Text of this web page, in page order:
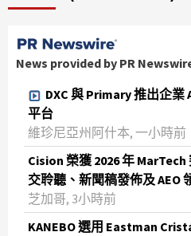
News provided by PR
DXC 與 Primary 推出企業
平台
維珍尼亞州阿什本, 一小時前
Cision 榮獲 2026 年
交聆聽、新聞稿發佈及 AEO
芝加哥, 3小時前
KANEBO 選用 Eastman